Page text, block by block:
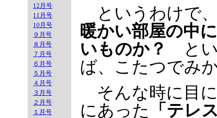
12月号
11月号
10月号
９月号
８月号
７月号
６月号
５月号
４月号
３月号
２月号
１月号
というわけで
暖かい部屋の中
いものか？
とい
ば、こたつでみ
そんな時に目
にあった
「テレ